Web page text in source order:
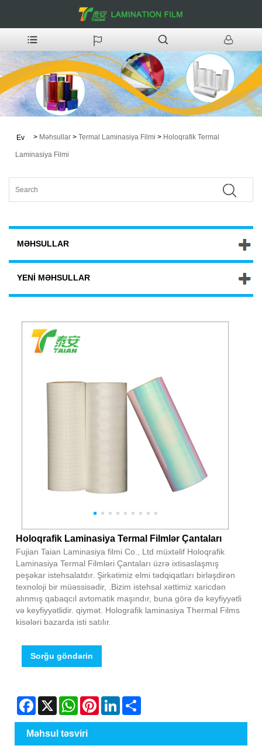
Ev > Məhsullar > Termal Laminasiya Filmi > Holoqrafik Termal
Laminasiya Filmi
MƏHSULLAR
YENI MƏHSULLAR
Holoqrafik Laminasiya Termal Filmlər Çantaları
Fujian Taian Laminasiya filmi Co., Ltd müxtəlif Holoqrafik
Laminasiya Termal Filmləri Çantaları üzrə ixtisaslaşmış
peşəkar istehsalatdır. Şirkətimiz elmi tədqiqatları birləşdirən
texnoloji bir müəssisədir, .Bizim istehsal xəttimiz xaricdən
alınmış qabaqcıl avtomatik maşındır, buna görə də keyfiyyətli
və keyfiyyətlidir. qiymət. Holografik laminasiya Thermal Films
kisələri bazarda isti satılır.
Sorğu göndərin
Facebook
X WhatsAppPinterestLinkedIn
Məhsul təsviri